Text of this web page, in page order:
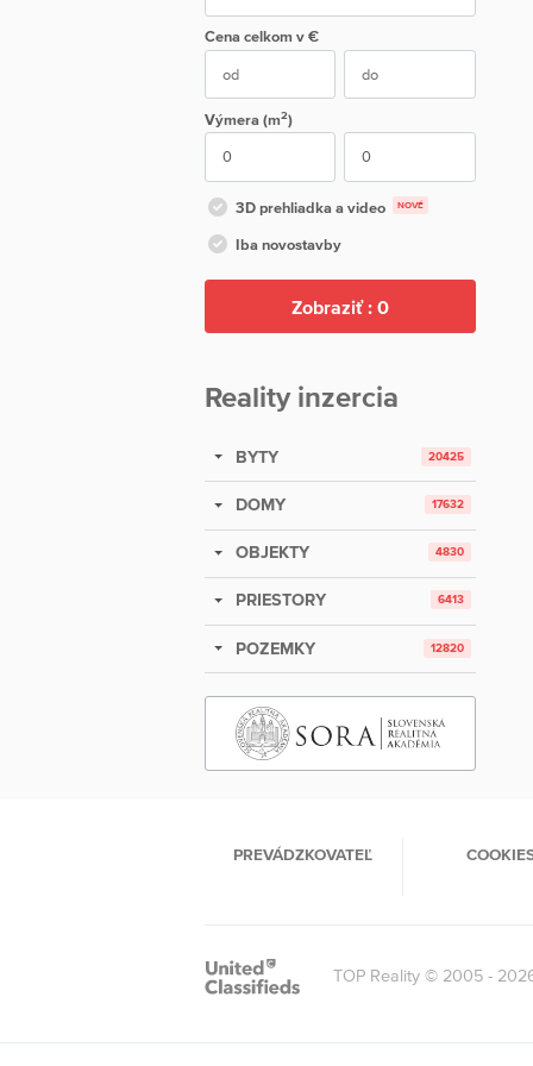
Cena celkom v €
Výmera (m2)
3D prehliadka a video NOVÉ
Iba novostavby
Zobraziť : 0
Reality inzercia
BYTY 20425
DOMY 17632
OBJEKTY 4830
PRIESTORY 6413
POZEMKY 12820
PREVÁDZKOVATEĽ
TOP Reality © 2005 -